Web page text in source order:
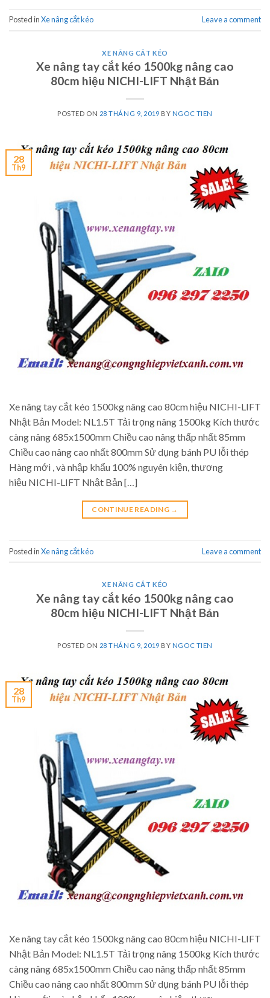
Posted inXe nâng cắt kéo Leave a comment
XE NÂNG CẮT KÉO
Xe nâng tay cắt kéo 1500kg nâng cao
80cm hiệu NICHI-LIFT Nhật Bản
POSTED ON 28 THÁNG 9, 2019 BY NGOC TIEN
28
Th9
Xe nâng tay cắt kéo 1500kg nâng cao 80cm hiệu NICHI-LIFT
Nhật Bản Model: NL1.5T Tải trọng nâng 1500kg Kích thước
càng nâng 685x1500mm Chiều cao nâng thấp nhất 85mm
Chiều cao nâng cao nhất 800mm Sử dụng bánh PU lỗi thép
Hàng mới , và nhập khẩu 100% nguyên kiện, thương
hiệu NICHI-LIFT Nhật Bản […]
CONTINUE READING →
Posted inXe nâng cắt kéo Leave a comment
XE NÂNG CẮT KÉO
Xe nâng tay cắt kéo 1500kg nâng cao
80cm hiệu NICHI-LIFT Nhật Bản
POSTED ON 28 THÁNG 9, 2019 BY NGOC TIEN
28
Th9
Xe nâng tay cắt kéo 1500kg nâng cao 80cm hiệu NICHI-LIFT
Nhật Bản Model: NL1.5T Tải trọng nâng 1500kg Kích thước
càng nâng 685x1500mm Chiều cao nâng thấp nhất 85mm
Chiều cao nâng cao nhất 800mm Sử dụng bánh PU lỗi thép